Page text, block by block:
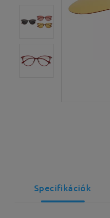
Specifikációk